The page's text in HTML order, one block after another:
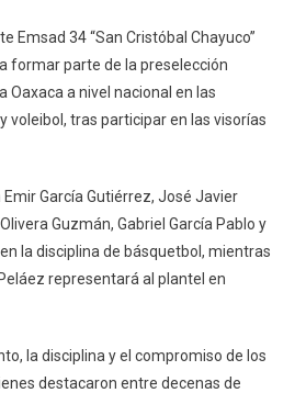
De
San
Cristóbal
Chayuco
Preselección
Estatal
Emsad 34 “San Cristóbal Chayuco”
formar parte de la preselección
a nivel nacional en las
voleibol, tras participar en las visorías
Emir García Gutiérrez, José Javier
Guzmán, Gabriel García Pablo y
la disciplina de básquetbol, mientras
representará al plantel en
la disciplina y el compromiso de los
destacaron entre decenas de